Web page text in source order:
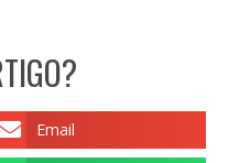
Email